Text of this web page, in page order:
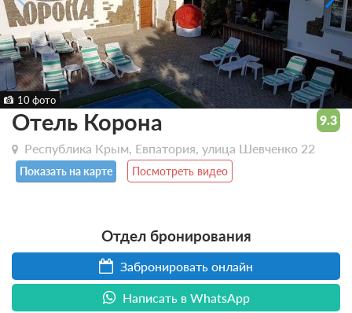
10 фото
Отель Корона
Республика Крым, Евпатория, улица Шевченко 22
Показать на карте Посмотреть видео
Отдел бронирования
Забронировать онлайн
Написать в WhatsApp
9.3